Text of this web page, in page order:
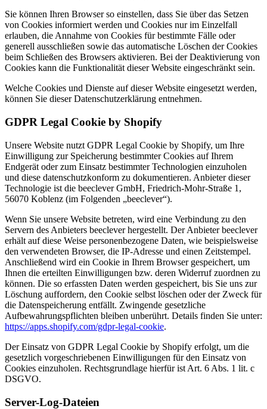
Sie können Ihren Browser so einstellen, dass Sie über das Setzen
von Cookies informiert werden und Cookies nur im Einzelfall
erlauben, die Annahme von Cookies für bestimmte Fälle oder
generell ausschließen sowie das automatische Löschen der Cookies
beim Schließen des Browsers aktivieren. Bei der Deaktivierung von
Cookies kann die Funktionalität dieser Website eingeschränkt sein.
Welche Cookies und Dienste auf dieser Website eingesetzt werden,
können Sie dieser Datenschutzerklärung entnehmen.
GDPR Legal Cookie by Shopify
Unsere Website nutzt GDPR Legal Cookie by Shopify, um Ihre
Einwilligung zur Speicherung bestimmter Cookies auf Ihrem
Endgerät oder zum Einsatz bestimmter Technologien einzuholen
und diese datenschutzkonform zu dokumentieren. Anbieter dieser
Technologie ist die beeclever GmbH, Friedrich-Mohr-Straße 1,
56070 Koblenz (im Folgenden „beeclever“).
Wenn Sie unsere Website betreten, wird eine Verbindung zu den
Servern des Anbieters beeclever hergestellt. Der Anbieter beeclever
erhält auf diese Weise personenbezogene Daten, wie beispielsweise
den verwendeten Browser, die IP-Adresse und einen Zeitstempel.
Anschließend wird ein Cookie in Ihrem Browser gespeichert, um
Ihnen die erteilten Einwilligungen bzw. deren Widerruf zuordnen zu
können. Die so erfassten Daten werden gespeichert, bis Sie uns zur
Löschung auffordern, den Cookie selbst löschen oder der Zweck für
die Datenspeicherung entfällt. Zwingende gesetzliche
Aufbewahrungspflichten bleiben unberührt. Details finden Sie unter:
https://apps.shopify.com/gdpr-legal-cookie.
Der Einsatz von GDPR Legal Cookie by Shopify erfolgt, um die
gesetzlich vorgeschriebenen Einwilligungen für den Einsatz von
Cookies einzuholen. Rechtsgrundlage hierfür ist Art. 6 Abs. 1 lit. c
DSGVO.
Server-Log-Dateien